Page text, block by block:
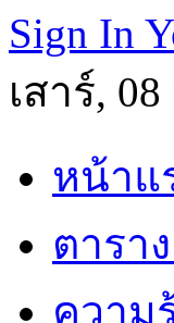
Sign In
เสาร์,
หน้าแ
ตารา
ความ